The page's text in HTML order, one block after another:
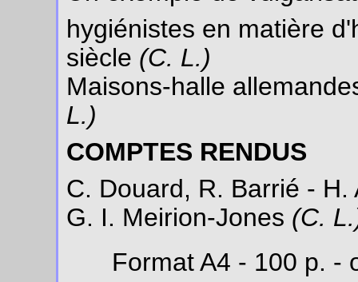
hygiénistes en matière
siècle (C. L.)
Maisons-halle
L.)
COMPTES RENDUS
C. Douard, R. Barrié -
G. I. Meirion-Jones (C.
Format A4 - 100 p. -